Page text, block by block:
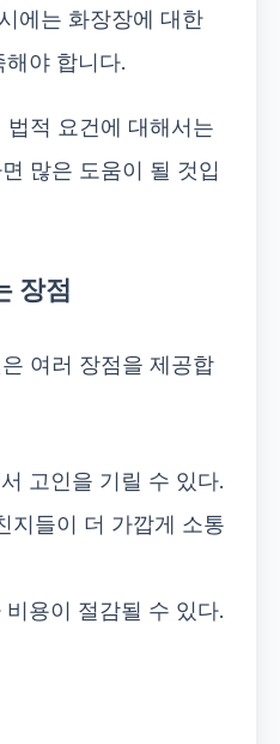
에는 화장장에 대한
야 합니다.
적 요건에 대해서는
많은 도움이 될 것입
장점
여러 장점을 제공합
고인을 기릴 수 있다.
지들이 더 가깝게 소통
용이 절감될 수 있다.